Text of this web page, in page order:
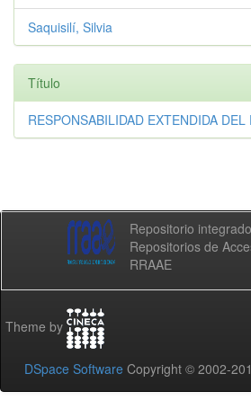
Saquisilí, Silvia
Título
RESPONSABILIDAD EXTENDIDA DEL
Repositorio
Repositorios de
RRAAE
Theme by
DSpace Software Copyright © 2002-